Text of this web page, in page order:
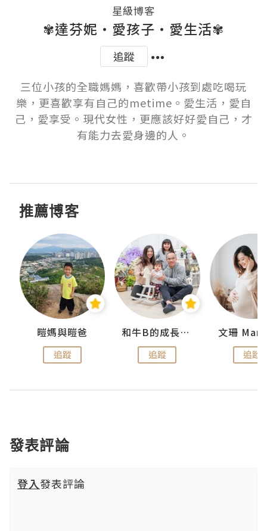
星級博客
✾達芬妮•愛孩子•愛生活✾
追蹤
三位小孩的全職媽媽，喜歡帶小孩到處吃喝玩
樂，更喜歡享有自己的metime。愛生活，愛自
己，愛享受。現代女性，更應該好好愛自己，才
有能力去愛身邊的人。
推薦博客
暟媽與暟爸
追蹤
和牛B的成長日記
追蹤
文珊
追蹤
發表評論
登入發表評論